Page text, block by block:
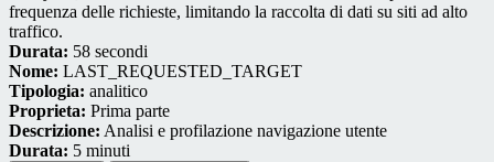
frequenza delle richieste, limitando la raccolta di dati su siti ad alto
traffico.
Durata: 58 secondi
Nome: LAST_REQUESTED_TARGET
Tipologia: analitico
Proprieta: Prima parte
Descrizione: Analisi e profilazione navigazione utente
Durata: 5 minuti